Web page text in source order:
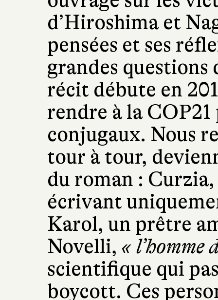
d’Hiroshima et
pensées et ses
grandes questions
récit débute en
rendre à la
conjugaux. Nous
tour à tour,
du roman :
écrivant
Karol, un prêtre
Novelli, « l’homme
scientifique qui
boycott. Ces